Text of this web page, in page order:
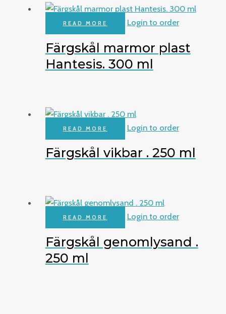
READ MORE Login to order
Färgskål marmor plast
Hantesis. 300 ml
READ MORE Login to order
Färgskål vikbar . 250 ml
READ MORE Login to order
Färgskål genomlysand .
250 ml